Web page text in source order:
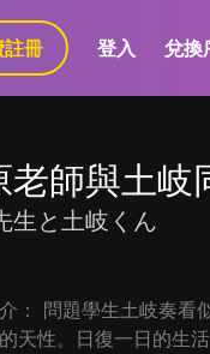
註冊 登入 兌換
老師與土岐
生と土岐くん
： 問題學生土岐奏看
天性。日復一日的生